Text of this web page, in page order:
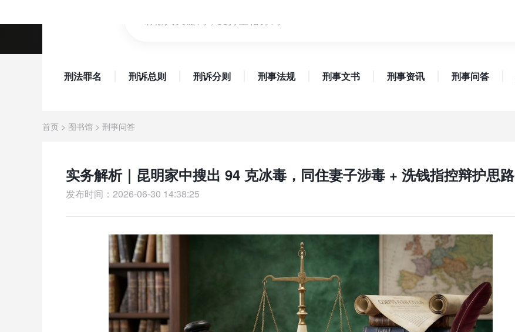
刑法罪名 刑诉总则 刑诉分则 刑事法规 刑事文书 刑事资讯 刑事问答
首页 > 图书馆 > 刑事问答
实务解析｜昆明家中搜出 94 克冰毒，同住妻子涉毒 + 洗钱指控辩护思路
发布时间：2026-06-30 14:38:25